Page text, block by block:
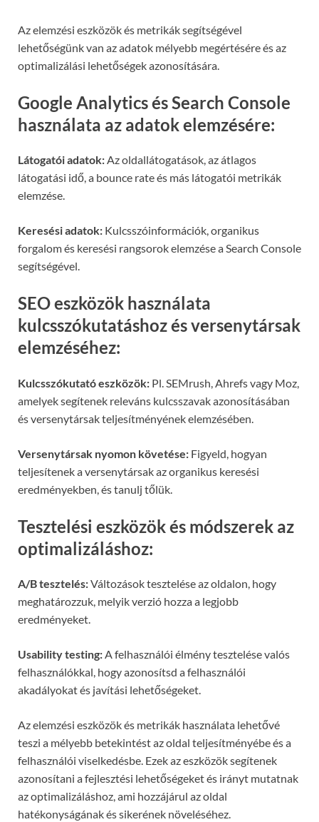
Az elemzési eszközök és metrikák segítségével
lehetőségünk van az adatok mélyebb megértésére és az
optimalizálási lehetőségek azonosítására.
Google Analytics és Search Console
használata az adatok elemzésére:
Látogatói adatok:Az oldallátogatások, az átlagos
látogatási idő, a bounce rate és más látogatói metrikák
elemzése.
Keresési adatok: Kulcsszóinformációk, organikus
forgalom és keresési rangsorok elemzése a Search Console
segítségével.
SEO eszközök használata
kulcsszókutatáshoz és versenytársak
elemzéséhez:
Kulcsszókutató eszközök: Pl. SEMrush, Ahrefs vagy Moz,
amelyek segítenek releváns kulcsszavak azonosításában
és versenytársak teljesítményének elemzésében.
Versenytársak nyomon követése: Figyeld, hogyan
teljesítenek a versenytársak az organikus keresési
eredményekben, és tanulj tőlük.
Tesztelési eszközök és módszerek az
optimalizáláshoz:
A/B tesztelés:Változások tesztelése az oldalon, hogy
meghatározzuk, melyik verzió hozza a legjobb
eredményeket.
Usability testing:A felhasználói élmény tesztelése valós
felhasználókkal, hogy azonosítsd a felhasználói
akadályokat és javítási lehetőségeket.
Az elemzési eszközök és metrikák használata lehetővé
teszi a mélyebb betekintést az oldal teljesítményébe és a
felhasználói viselkedésbe. Ezek az eszközök segítenek
azonosítani a fejlesztési lehetőségeket és irányt mutatnak
az optimalizáláshoz, ami hozzájárul az oldal
hatékonyságának és sikerének növeléséhez.